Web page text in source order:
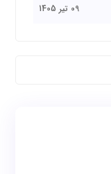
09 تیر 1405